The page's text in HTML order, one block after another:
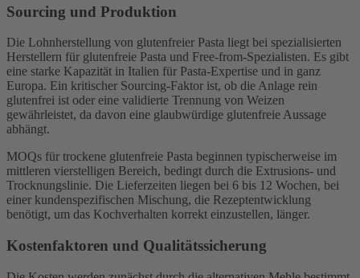
Sourcing und Produktion
Die Lohnherstellung von glutenfreier Pasta liegt bei spezialisierten
Herstellern für glutenfreie Pasta und Free-from-Spezialisten. Es gibt
eine starke Kapazität in Italien für Pasta-Expertise und in ganz
Europa. Ein kritischer Sourcing-Faktor ist, ob die Anlage rein
glutenfrei ist oder eine validierte Trennung von Weizen
gewährleistet, da davon eine glaubwürdige glutenfreie Aussage
abhängt.
MOQs für trockene glutenfreie Pasta beginnen typischerweise im
mittleren vierstelligen Bereich, bedingt durch die Extrusions- und
Trocknungslinie. Die Lieferzeiten liegen bei 6 bis 12 Wochen, bei
einer kundenspezifischen Mischung, die Rezeptentwicklung
benötigt, um das Kochverhalten korrekt einzustellen, länger.
Kostenfaktoren und Qualitätssicherung